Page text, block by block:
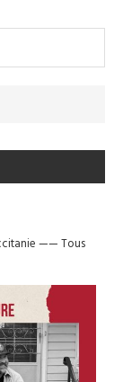
——Tous